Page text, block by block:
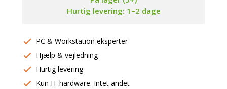
Hurtig levering: 1–2 dage
PC & Workstation eksperter
Hjælp & vejledning
Hurtig levering
Kun IT hardware. Intet andet